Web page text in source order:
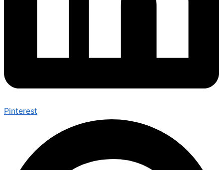
Pinterest